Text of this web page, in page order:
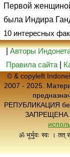
Первой
была Индира
10 интересных
|Авторы
Правила сайта
© & copyleft
2007 - 2025.
РЕПУБЛИКАЦИЯ без
ЗАПРЕЩЕНА.
ॐ भूर्भुवः स्वः । तत्